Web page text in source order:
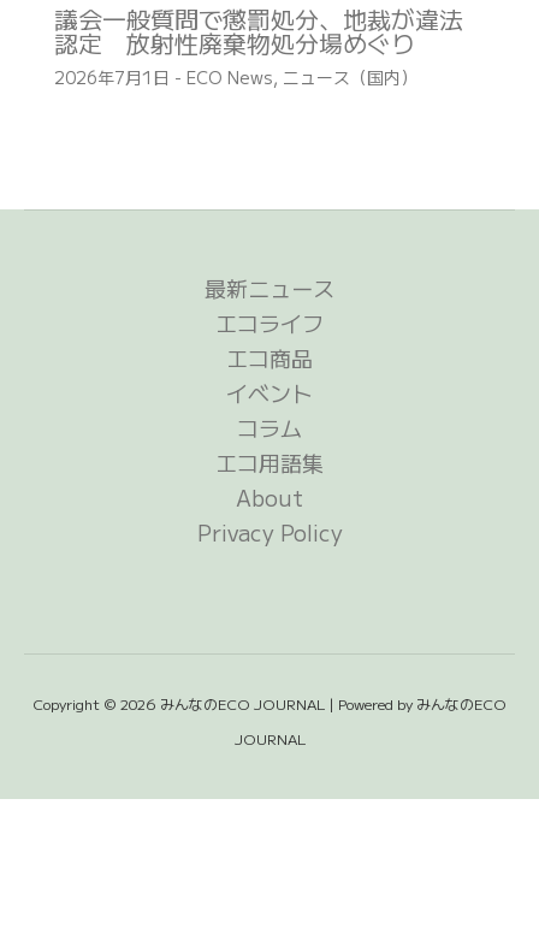
議会一般質問で懲罰処分、地裁が違法
認定 放射性廃棄物処分場めぐり
2026年7月1日 - ECO News, ニュース（国内）
最新ニュース
エコライフ
エコ商品
イベント
コラム
エコ用語集
About
Privacy Policy
Copyright © 2026 みんなのECO JOURNAL | Powered by みんなのECO
JOURNAL